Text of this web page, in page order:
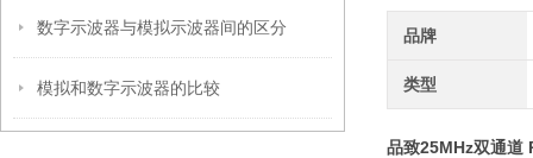
数字示波器与模拟示波器间的区分
模拟和数字示波器的比较
品牌
类型
品致25MHz双通道